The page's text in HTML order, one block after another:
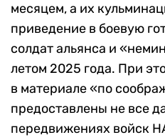
месяцем, а их
приведение в боевую
солдат альянса и
летом 2025 года. При
в материале «по
предоставлены не все
передвижениях войск